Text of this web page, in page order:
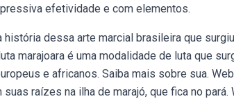
efetividade e com elementos.
dessa arte marcial brasileira que
marajoara é uma modalidade de luta que
e africanos. Saiba mais sobre sua.
raízes na ilha de marajó, que fica no pará.